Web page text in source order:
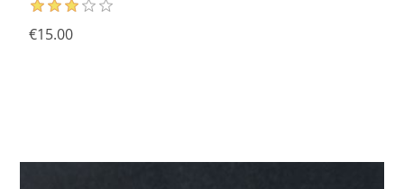
€15.00